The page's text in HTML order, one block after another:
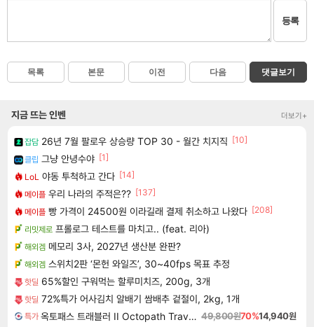
등록
목록 본문 이전 다음 댓글보기
지금 뜨는 인벤 더보기+
잡담 26년 7월 팔로우 상승량 TOP 30 - 월간 치지직 [10]
클립 그냥 안녕수야 [1]
LoL 야동 투척하고 간다 [14]
메이플 우리 나라의 주적은?? [137]
메이플 빵 가격이 24500원 이라길래 결제 취소하고 나왔다 [208]
리밋제로 프롤로그 테스트를 마치고.. (feat. 리아)
해외겜 메모리 3사, 2027년 생산분 완판?
해외겜 스위치2판 ‘몬헌 와일즈’, 30~40fps 목표 추정
핫딜 65%할인 구워먹는 할루미치즈, 200g, 3개
핫딜 72%특가 어사김치 알배기 쌈배추 겉절이, 2kg, 1개
특가 옥토패스 트래블러 II Octopath Traveler II 49,800원70%14,940원